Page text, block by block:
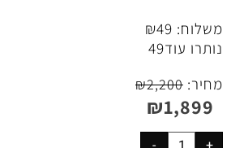
משלוח:
₪49
נותרו עוד49
מחיר:
₪2,200
₪1,899